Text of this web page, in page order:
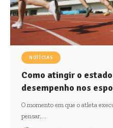
NOTÍCIAS
Como atingir o
desempenho nos
O momento em que o atleta
pensar,…